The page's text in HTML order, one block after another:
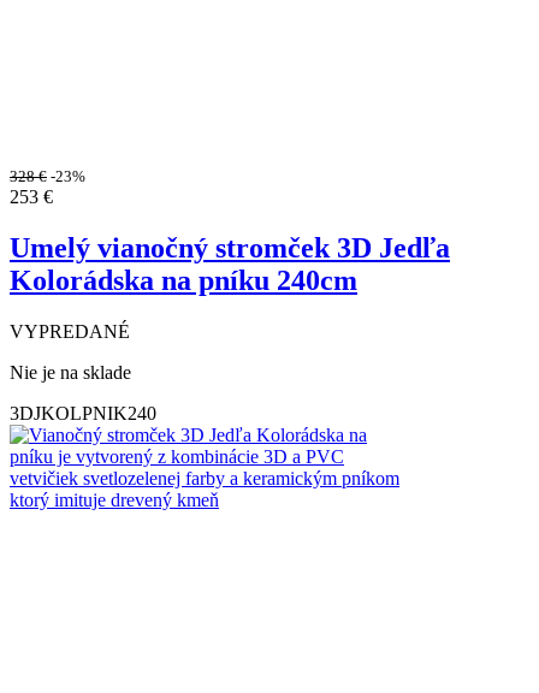
328€ -23%
253 €
Umelý vianočný stromček 3D Jedľa
Kolorádska na pníku 240cm
VYPREDANÉ
Nie je na sklade
3DJKOLPNIK240